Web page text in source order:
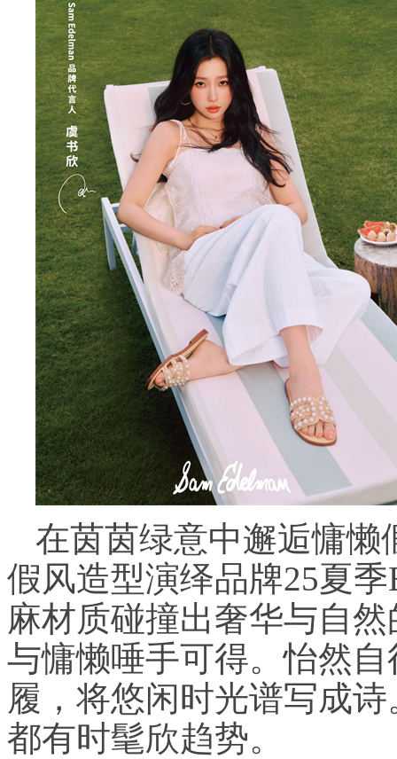
在茵茵绿意中邂逅慵懒
假风造型演绎品牌25夏
麻材质碰撞出奢华与自
与慵懒唾手可得。怡然
履，将悠闲时光谱写成
都有时髦欣趋势。